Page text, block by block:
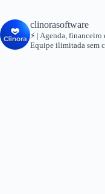
clinorasoftware
⚡ | Agenda,
Equipe ilimitada sem